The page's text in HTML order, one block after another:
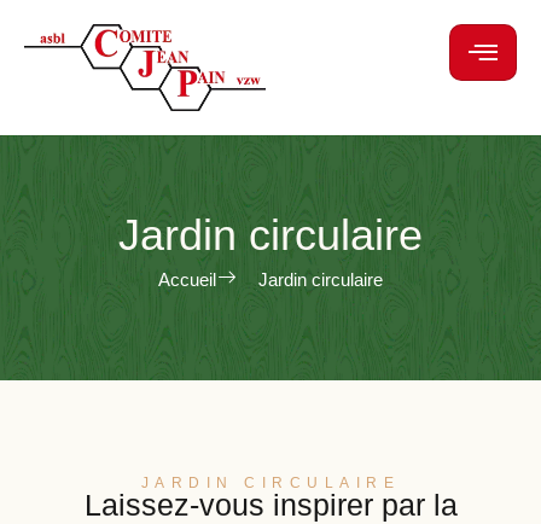
Jardin circulaire
Accueil Jardin circulaire
JARDIN CIRCULAIRE
Laissez-vous inspirer par la